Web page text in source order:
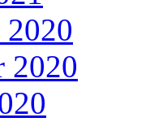
2020
2020